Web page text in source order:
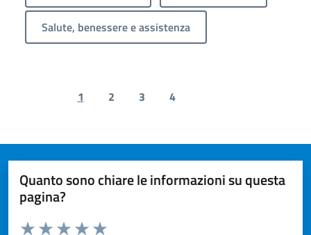
Salute, benessere e assistenza
Previous page
1 2 3 4
Quanto sono chiare le informazioni su questa
pagina?
Valuta da 1 a 5 stelle la pagina